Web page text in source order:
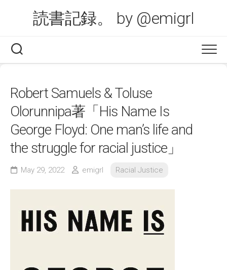
読書記録。 by @emigrl
Robert Samuels & Toluse
Olorunnipa著「His Name Is
George Floyd: One man’s life and
the struggle for racial justice」
May 29, 2022 emigrl Racial Justice